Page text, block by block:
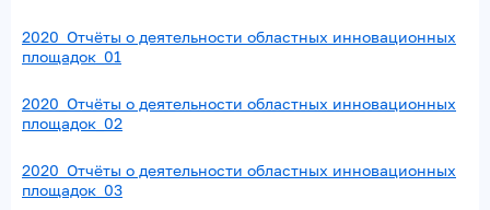
2020_Отчёты о деятельности областных инновационных
площадок_01
2020_Отчёты о деятельности областных инновационных
площадок_02
2020_Отчёты о деятельности областных инновационных
площадок_03